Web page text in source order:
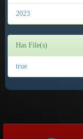
2023
Has File(s)
true